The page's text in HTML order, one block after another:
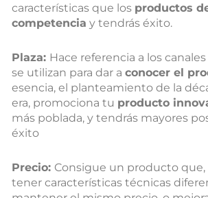
características que los productos
competencia y tendrás éxito.
Plaza: Hace referencia a los
se utilizan para dar aconocer el
esencia, el planteamiento de la
era, promociona tu producto
más poblada, y tendrás mayores
éxito
Precio: Consigue un producto que,
tener características técnicas